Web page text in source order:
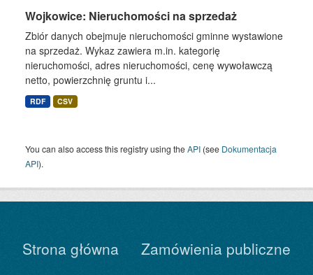
Wojkowice: Nieruchomości na sprzedaż
Zbiór danych obejmuje nieruchomości gminne wystawione
na sprzedaż. Wykaz zawiera m.in. kategorię
nieruchomości, adres nieruchomości, cenę wywoławczą
netto, powierzchnię gruntu i...
RDF CSV
You can also access this registry using theAPI (see Dokumentacja
API).
Strona główna
Zamówienia publiczne